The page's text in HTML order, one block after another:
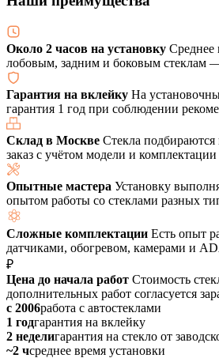
Около 2 часов на установку Среднее
лобовым, задним и боковым стеклам
Гарантия на вклейку На
гарантия 1 год при соблюдении
Склад в Москве Стекла
заказ с учётом модели и
Опытные мастера Установку
опытом работы со стеклами разных
Сложные комплектации Есть опыт
датчиками, обогревом, камерами и
₽
Цена до начала работ Стоимость
дополнительных работ согласуется
с 2006работа с автостеклами
1 годгарантия на вклейку
2 неделигарантия на стекло от
~2 чсреднее время установки